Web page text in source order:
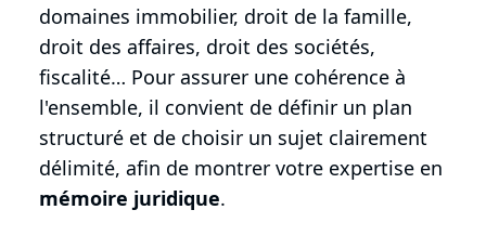
domaines immobilier, droit de la famille,
droit des affaires, droit des sociétés,
fiscalité… Pour assurer une cohérence à
l'ensemble, il convient de définir un plan
structuré et de choisir un sujet clairement
délimité, afin de montrer votre expertise en
mémoire juridique.